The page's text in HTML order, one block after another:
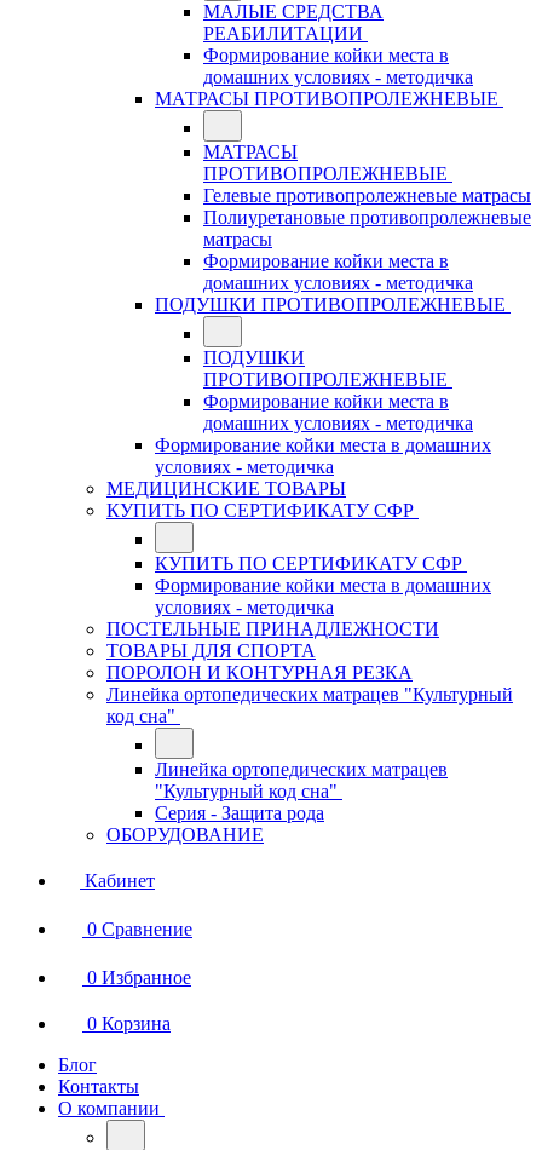
МАЛЫЕ СРЕДСТВА
РЕАБИЛИТАЦИИ
Формирование койки места в
домашних условиях - методичка
МАТРАСЫ ПРОТИВОПРОЛЕЖНЕВЫЕ
МАТРАСЫ
ПРОТИВОПРОЛЕЖНЕВЫЕ
Гелевые противопролежневые матрасы
Полиуретановые противопролежневые
матрасы
Формирование койки места в
домашних условиях - методичка
ПОДУШКИ ПРОТИВОПРОЛЕЖНЕВЫЕ
ПОДУШКИ
ПРОТИВОПРОЛЕЖНЕВЫЕ
Формирование койки места в
домашних условиях - методичка
Формирование койки места в домашних
условиях - методичка
МЕДИЦИНСКИЕ ТОВАРЫ
КУПИТЬ ПО СЕРТИФИКАТУ СФР
КУПИТЬ ПО СЕРТИФИКАТУ СФР
Формирование койки места в домашних
условиях - методичка
ПОСТЕЛЬНЫЕ ПРИНАДЛЕЖНОСТИ
ТОВАРЫ ДЛЯ СПОРТА
ПОРОЛОН И КОНТУРНАЯ РЕЗКА
Линейка ортопедических матрацев "Культурный
код сна"
Линейка ортопедических матрацев
"Культурный код сна"
Серия - Защита рода
ОБОРУДОВАНИЕ
Кабинет
0 Сравнение
0 Избранное
0 Корзина
Блог
Контакты
О компании